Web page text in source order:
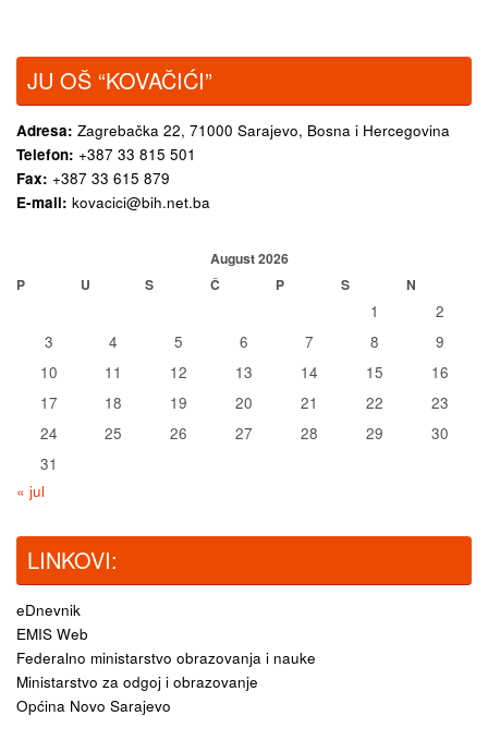
JU OŠ “KOVAČIĆI”
Adresa: Zagrebačka 22, 71000 Sarajevo, Bosna i Hercegovina
Telefon: +387 33 815 501
Fax: +387 33 615 879
E-mail: kovacici@bih.net.ba
August 2026
P
U S Č P S N
1
2
3
4 5 6 7 8
9
10
11 12 13 14 15
16
17
18 19 20 21 22
23
24
25 26 27 28 29
30
31
« jul
LINKOVI:
eDnevnik
EMIS Web
Federalno ministarstvo obrazovanja i nauke
Ministarstvo za odgoj i obrazovanje
Općina Novo Sarajevo